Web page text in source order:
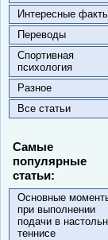
Интересные
Переводы
Спортивная
психология
Разное
Все статьи
Самые
популярные
статьи:
Основные
при выполнении
подачи в
теннисе